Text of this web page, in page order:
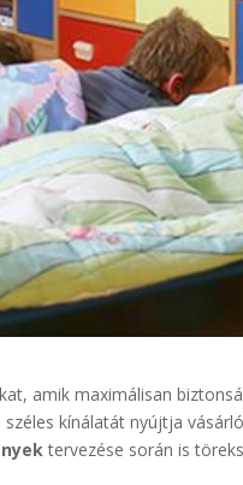
amik maximálisan
széles kínálatát nyújtja
tervezése során is